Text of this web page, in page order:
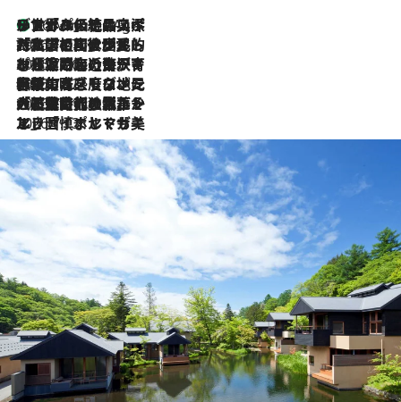
46 Minutes Ago
リスボンの絶品スイーツ「パステル・デ・ナタ」とは？ポルトガル伝統の奥深い世界へ
2026.7.27
「私の祖国はポルトガル語です」国民的詩人フェルナンド・ペソアと、彼が愛した文学の街を歩く
2026.7.26
ポルトガル近海が育む極上の海の幸。キリリと冷えた白ワインと愉しむ、シーフード専門店の贅沢
2026.7.22
伝統の味をモダンに昇華。高感度な地元客が集う、リスボンの最旬ガストロノミー
2026.7.21
大航海時代の栄華から、震災、独裁、そして革命へ。ポルトガル・首都リスボンの石畳に刻まれた「歴史の光と影」
2026.7.13
エッセイ・ヤマザキマリ「慎ましくも美しき国 ポルトガル」